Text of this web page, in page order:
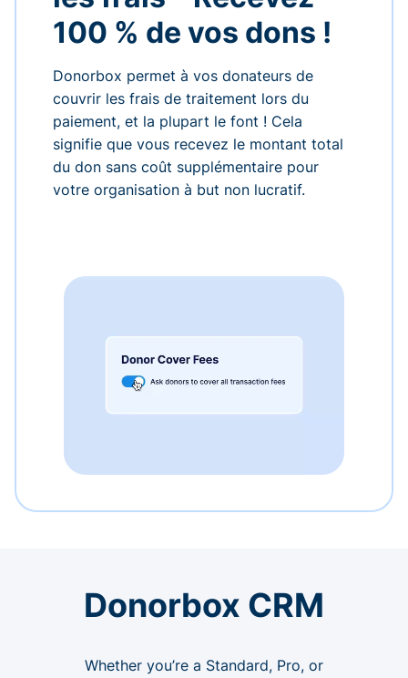
100 % de vos dons !
Donorbox permet à vos donateurs de
couvrir les frais de traitement lors du
paiement, et la plupart le font ! Cela
signifie que vous recevez le montant total
du don sans coût supplémentaire pour
votre organisation à but non lucratif.
Donorbox CRM
Whether you’re a Standard, Pro, or